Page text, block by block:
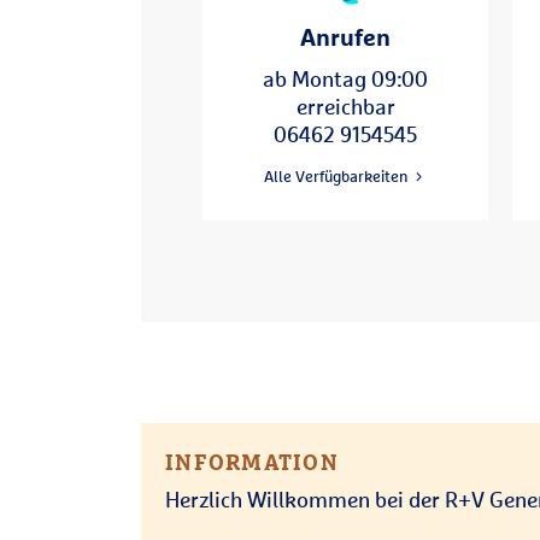
Anrufen
ab Montag 09:00
erreichbar
06462 9154545
Alle Verfügbarkeiten
09:00 - 12:00
14:00 - 17:00
09:00 - 12:00
INFORMATION
Herzlich Willkommen bei der R+V